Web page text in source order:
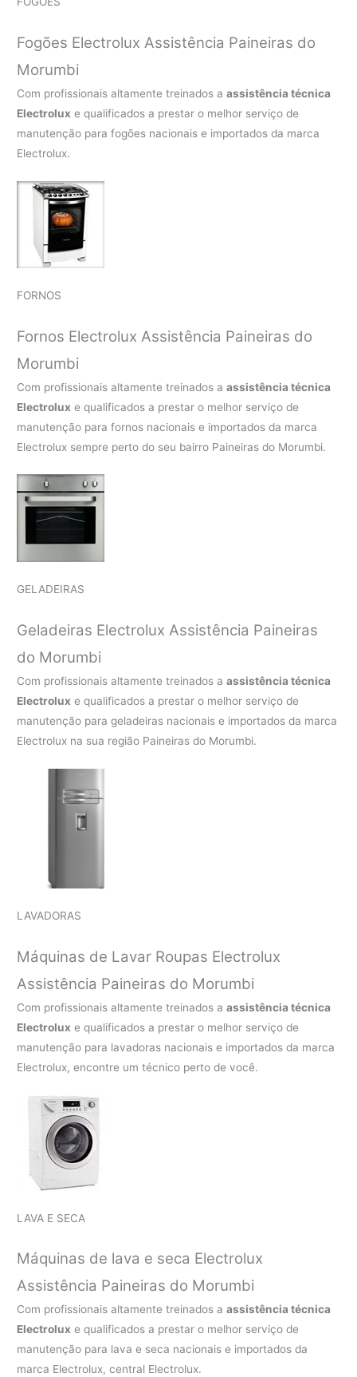
Fogões Electrolux Assistência Paineiras do
Morumbi
Com profissionais altamente treinados aassistência técnica
Electrolux e qualificados a prestar o melhor serviço de
manutenção para fogões nacionais e importados da marca
Electrolux.
FORNOS
Fornos Electrolux Assistência Paineiras do
Morumbi
Com profissionais altamente treinados aassistência técnica
Electrolux e qualificados a prestar o melhor serviço de
manutenção para fornos nacionais e importados da marca
Electrolux sempre perto do seu bairro Paineiras do Morumbi.
GELADEIRAS
Geladeiras Electrolux Assistência Paineiras
do Morumbi
Com profissionais altamente treinados aassistência técnica
Electrolux e qualificados a prestar o melhor serviço de
manutenção para geladeiras nacionais e importados da marca
Electrolux na sua região Paineiras do Morumbi.
LAVADORAS
Máquinas de Lavar Roupas Electrolux
Assistência Paineiras do Morumbi
Com profissionais altamente treinados aassistência técnica
Electrolux e qualificados a prestar o melhor serviço de
manutenção para lavadoras nacionais e importados da marca
Electrolux, encontre um técnico perto de você.
LAVA E SECA
Máquinas de lava e seca Electrolux
Assistência Paineiras do Morumbi
Com profissionais altamente treinados aassistência técnica
Electrolux e qualificados a prestar o melhor serviço de
manutenção para lava e seca nacionais e importados da
marca Electrolux, central Electrolux.